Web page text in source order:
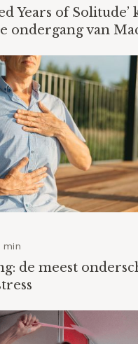
Years of Solitude’
ondergang van
min
de meest